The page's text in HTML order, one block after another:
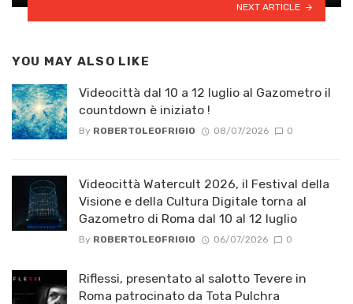
NEXT ARTICLE
YOU MAY ALSO LIKE
Videocittà dal 10 a 12 luglio al Gazometro il
countdown è iniziato !
By ROBERTOLEOFRIGIO 08/07/2026 0
Videocittà Watercult 2026, il Festival della
Visione e della Cultura Digitale torna al
Gazometro di Roma dal 10 al 12 luglio
By ROBERTOLEOFRIGIO 06/07/2026 0
Riflessi, presentato al salotto Tevere in
Roma patrocinato da Tota Pulchra